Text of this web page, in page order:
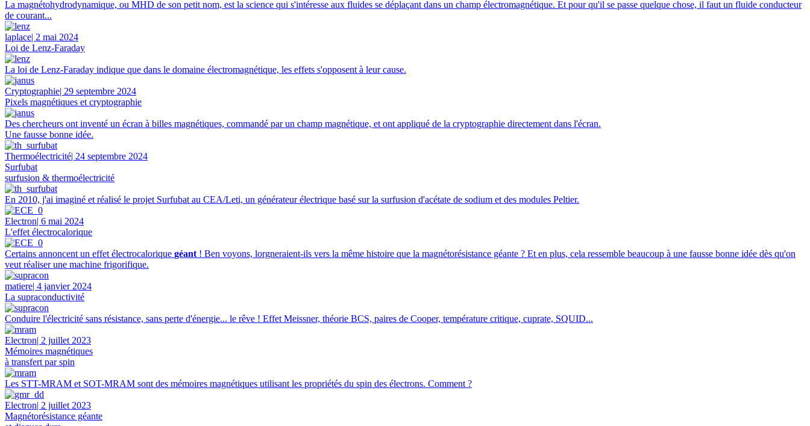
La magnétohydrodynamique, ou MHD de son petit nom, est la science qui s'intéresse aux fluides se déplaçant dans un champ électromagnétique. Et pour qu'il se passe quelque chose, il faut un fluide conducteur
de courant...
laplace| 2 mai 2024
Loi de Lenz-Faraday
La loi de Lenz-Faraday indique que dans le domaine électromagnétique, les effets s'opposent à leur cause.
Cryptographie| 29 septembre 2024
Pixels magnétiques et cryptographie
Des chercheurs ont inventé un écran à billes magnétiques, commandé par un champ magnétique, et ont appliqué de la cryptographie directement dans l'écran.
Une fausse bonne idée.
Thermoélectricité| 24 septembre 2024
Surfubat
surfusion & thermoélectricité
En 2010, j'ai imaginé et réalisé le projet Surfubat au CEA/Leti, un générateur électrique basé sur la surfusion d'acétate de sodium et des modules Peltier.
Electron| 6 mai 2024
L'effet électrocalorique
Certains annoncent un effet électrocalorique géant ! Ben voyons, lorgneraient-ils vers la même histoire que la magnétorésistance géante ? Et en plus, cela ressemble beaucoup à une fausse bonne idée dès qu'on
veut réaliser une machine frigorifique.
matiere| 4 janvier 2024
La supraconductivité
Conduire l'électricité sans résistance, sans perte d'énergie... le rêve ! Effet Meissner, théorie BCS, paires de Cooper, température critique, cuprate, SQUID...
Electron| 2 juillet 2023
Mémoires magnétiques
à transfert par spin
Les STT-MRAM et SOT-MRAM sont des mémoires magnétiques utilisant les propriétés du spin des électrons. Comment ?
Electron| 2 juillet 2023
Magnétorésistance géante